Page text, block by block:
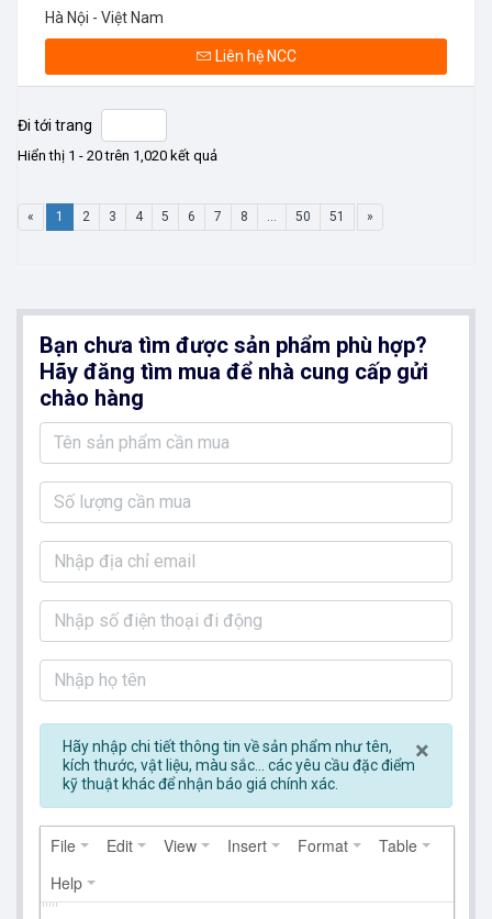
Hà Nội - Việt Nam
Liên hệ NCC
« 1 2 3 4 5 6 7 8 ... 50 51 »
Hiển thị 1 - 20 trên 1,020 kết quả
Đi tới trang
Bạn chưa tìm được sản phẩm phù hợp?
Hãy đăng tìm mua để nhà cung cấp gửi
chào hàng
×
Hãy nhập chi tiết thông tin về sản phẩm như tên,
kích thước, vật liệu, màu sắc... các yêu cầu đặc điểm
kỹ thuật khác để nhận báo giá chính xác.
File Edit View Insert Format
Table
Help